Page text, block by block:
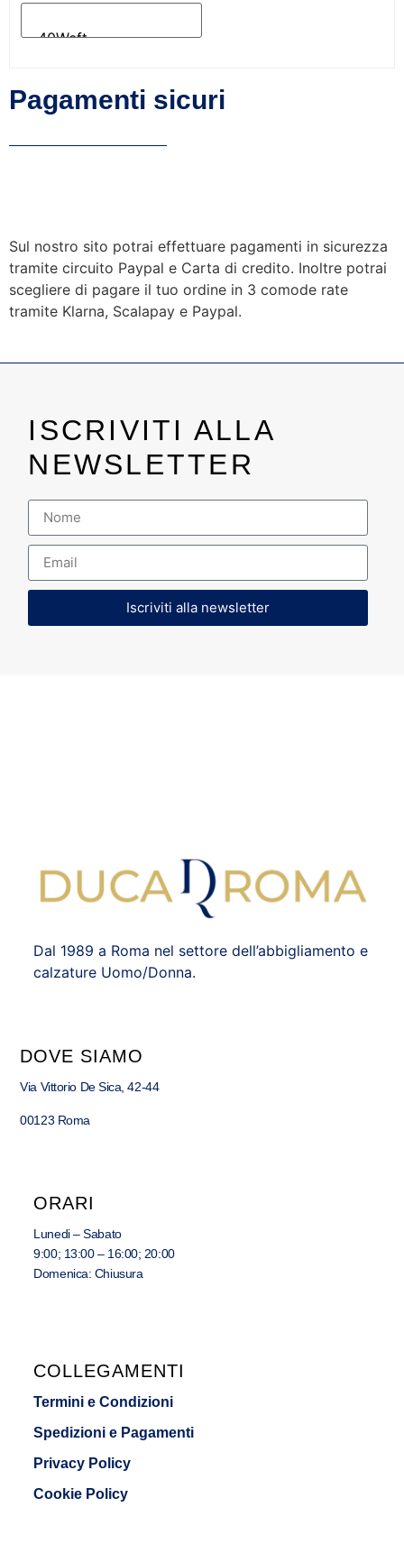
Pagamenti sicuri
Sul nostro sito potrai effettuare pagamenti in sicurezza
tramite circuito Paypal e Carta di credito. Inoltre potrai
scegliere di pagare il tuo ordine in 3 comode rate
tramite Klarna, Scalapay e Paypal.
ISCRIVITI ALLA
NEWSLETTER
Iscriviti alla newsletter
Dal 1989 a Roma nel settore dell’abbigliamento e
calzature Uomo/Donna.
DOVE SIAMO
Via Vittorio De Sica, 42-44
00123 Roma
ORARI
Lunedi – Sabato
9:00; 13:00 – 16:00; 20:00
Domenica: Chiusura
COLLEGAMENTI
Termini e Condizioni
Spedizioni e Pagamenti
Privacy Policy
Cookie Policy